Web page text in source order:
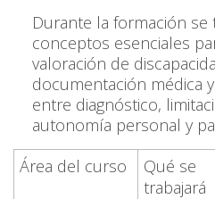
Durante la formación se
conceptos esenciales
valoración de
documentación médica
entre diagnóstico,
autonomía personal y
Área del curso
Qué se
trabajará